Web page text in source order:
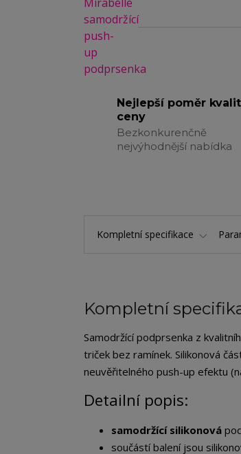
Nejlepší poměr
ceny
Bezkonkurenčně
nejvýhodnější nabídka
Kompletní specifikace
Kompletní
Samodržící podprsenka z
triček bez ramínek. Silikonová
neuvěřitelného push-up efektu
Detailní popis:
samodržící silikonová
součástí balení jsou